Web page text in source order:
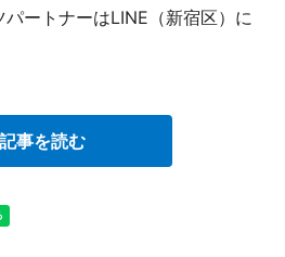
ートナーはLINE（新宿区）に
記事を読む